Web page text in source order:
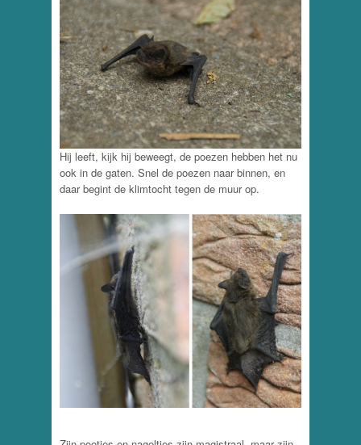
Hij leeft, kijk hij beweegt, de poezen hebben het nu
ook in de gaten. Snel de poezen naar binnen, en
daar begint de klimtocht tegen de muur op.